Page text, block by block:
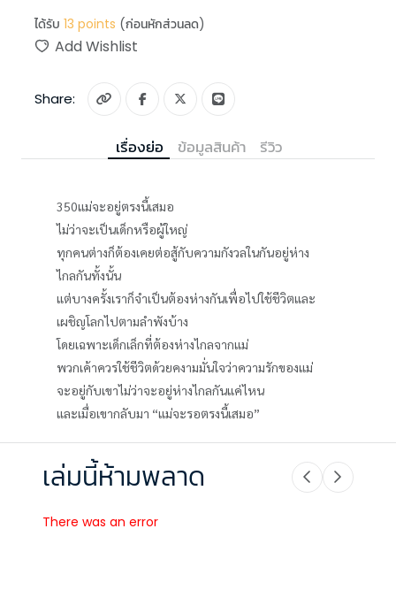
ได้รับ 13 points (ก่อนหักส่วนลด)
Add Wishlist
Share:
เรื่องย่อ ข้อมูลสินค้า รีวิว
350แม่จะอยู่ตรงนี้เสมอ
ไม่ว่าจะเป็นเด็กหรือผู้ใหญ่
ทุกคนต่างก็ต้องเคยต่อสู้กับความกังวลในกันอยู่ห่าง
ไกลกันทั้งนั้น
แต่บางครั้งเราก็จำเป็นต้องห่างกันเพื่อไปใช้ชีวิตและ
เผชิญโลกไปตามลำพังบ้าง
โดยเฉพาะเด็กเล็กที่ต้องห่างไกลจากแม่
พวกเค้าควรใช้ชีวิตด้วยคงามมั่นใจว่าความรักของแม่
จะอยู่กับเขาไม่ว่าจะอยู่ห่างไกลกันแค่ไหน
และเมื่อเขากลับมา “แม่จะรอตรงนี้เสมอ”
เล่มนี้ห้ามพลาด
There was an error